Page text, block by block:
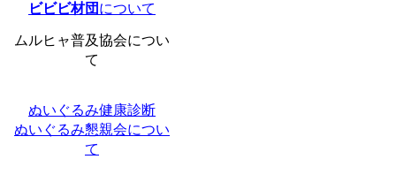
ビビビ材団 について
ムルヒャ普及協会につい
て
ぬいぐるみ健康診断
ぬいぐるみ懇親会につい
て